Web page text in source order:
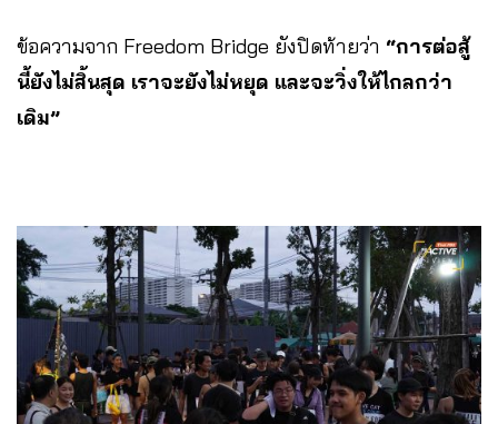
ข้อความจาก Freedom Bridge ยังปิดท้ายว่า “การต่อสู้
นี้ยังไม่สิ้นสุด เราจะยังไม่หยุด และจะวิ่งให้ไกลกว่า
เดิม”